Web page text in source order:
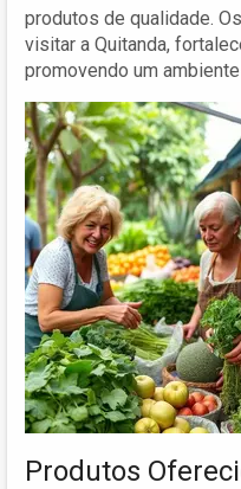
produtos de qualidade.
visitar a Quitanda,
promovendo um
Produtos